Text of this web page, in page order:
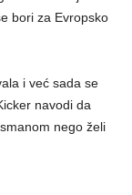
bori za Evropsko
i već sada se
navodi da
nego želi